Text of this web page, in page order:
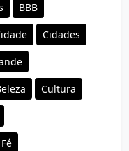
BBB
Cidades
Cultura
Fé